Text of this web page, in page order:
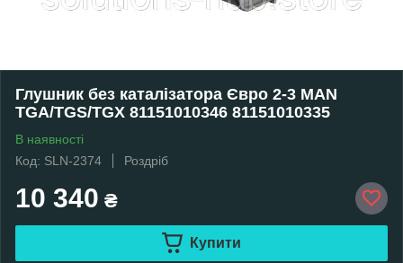
Глушник без каталізатора Євро 2-3 MAN
TGA/TGS/TGX 81151010346 81151010335
В наявності
Код: SLN-2374
Роздріб
10 340 ₴
Купити